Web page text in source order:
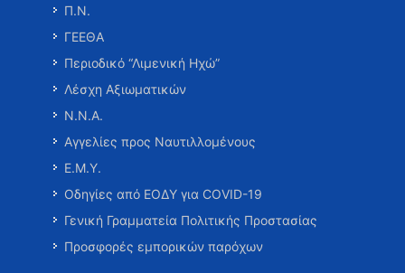
Π.Ν.
ΓΕΕΘΑ
Περιοδικό “Λιμενική Ηχώ”
Λέσχη Αξιωματικών
Ν.Ν.Α.
Αγγελίες προς Ναυτιλλομένους
Ε.Μ.Υ.
Οδηγίες από ΕΟΔΥ για COVID-19
Γενική Γραμματεία Πολιτικής Προστασίας
Προσφορές εμπορικών παρόχων